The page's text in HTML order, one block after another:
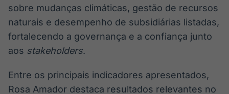
sobre mudanças climáticas, gestão de recursos
naturais e desempenho de subsidiárias listadas,
fortalecendo a governança e a confiança junto
aos stakeholders.
Entre os principais indicadores apresentados,
Rosa Amador destaca resultados relevantes no